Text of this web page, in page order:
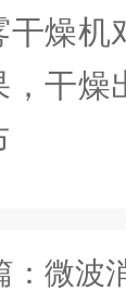
干燥机
，干燥
： 微波